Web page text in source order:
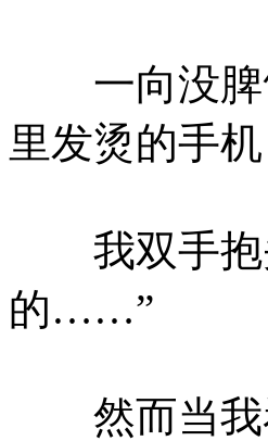
一向没脾
里发烫的手
我双手抱
的……”
然而当我